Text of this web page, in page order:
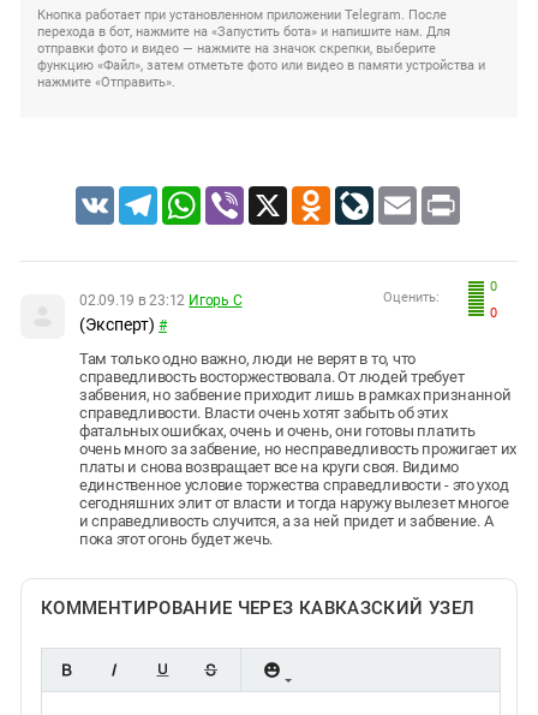
Кнопка работает при установленном приложении Telegram. После
перехода в бот, нажмите на «Запустить бота» и напишите нам. Для
отправки фото и видео — нажмите на значок скрепки, выберите
функцию «Файл», затем отметьте фото или видео в памяти устройства и
нажмите «Отправить».
VK TelegramWhatsApp
Viber X Odnoklassniki
LiveJournal
Email Print
0
0
Оценить:
02.09.19 в 23:12 Игорь С
(Эксперт) #
Там только одно важно, люди не верят в то, что
справедливость восторжествовала. От людей требует
забвения, но забвение приходит лишь в рамках признанной
справедливости. Власти очень хотят забыть об этих
фатальных ошибках, очень и очень, они готовы платить
очень много за забвение, но несправедливость прожигает их
платы и снова возвращает все на круги своя. Видимо
единственное условие торжества справедливости - это уход
сегодняшних элит от власти и тогда наружу вылезет многое
и справедливость случится, а за ней придет и забвение. А
пока этот огонь будет жечь.
КОММЕНТИРОВАНИЕ ЧЕРЕЗ КАВКАЗСКИЙ УЗЕЛ